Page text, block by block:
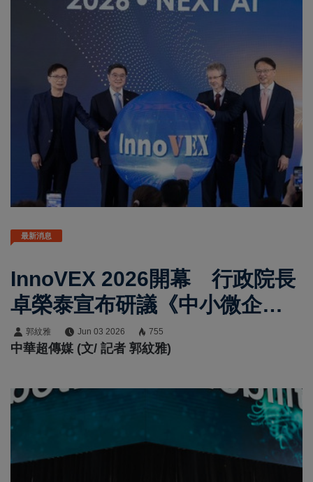
最新消息
InnoVEX 2026開幕 行政院長
卓榮泰宣布研議《中小微企業
轉型升級發展條例》納入新
創 培育臺灣下一隻獨角獸
郭紋雅 Jun 03 2026 755
中華超傳媒 (文/ 記者 郭紋雅)